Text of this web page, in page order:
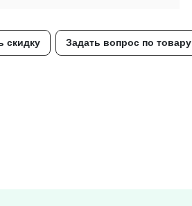
скидку Задать вопрос по товару